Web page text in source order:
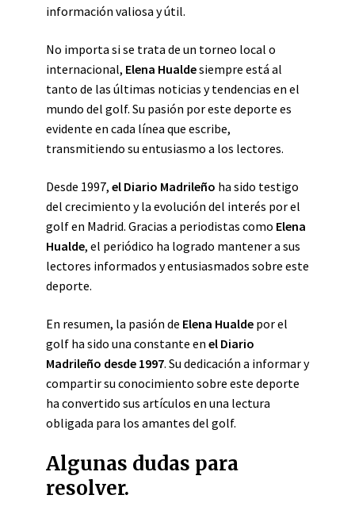
información valiosa y útil.
No importa si se trata de un torneo local o
internacional, Elena Hualdesiempre está al
tanto de las últimas noticias y tendencias en el
mundo del golf. Su pasión por este deporte es
evidente en cada línea que escribe,
transmitiendo su entusiasmo a los lectores.
Desde 1997, el Diario Madrileño ha sido testigo
del crecimiento y la evolución del interés por el
golf en Madrid. Gracias a periodistas como Elena
Hualde, el periódico ha logrado mantener a sus
lectores informados y entusiasmados sobre este
deporte.
En resumen, la pasión de Elena Hualde por el
golf ha sido una constante en el Diario
Madrileño desde 1997. Su dedicación a informar y
compartir su conocimiento sobre este deporte
ha convertido sus artículos en una lectura
obligada para los amantes del golf.
Algunas dudas para
resolver.